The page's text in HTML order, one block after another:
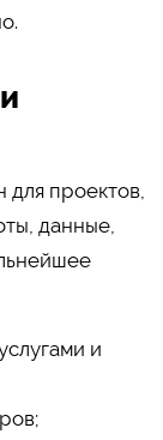
проектов,
данные,
и